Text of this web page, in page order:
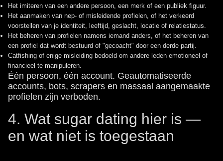
Het imiteren van een andere persoon, een merk of een publiek figuur.
Het aanmaken van nep- of misleidende profielen, of het verkeerd
voorstellen van je identiteit, leeftijd, geslacht, locatie of relatiestatus.
Het beheren van profielen namens iemand anders, of het beheren van
een profiel dat wordt bestuurd of "gecoacht" door een derde partij.
Catfishing of enige misleiding bedoeld om andere leden emotioneel of
financieel te manipuleren.
Één persoon, één account. Geautomatiseerde
accounts, bots, scrapers en massaal aangemaakte
profielen zijn verboden.
4. Wat sugar dating hier is —
en wat niet is toegestaan